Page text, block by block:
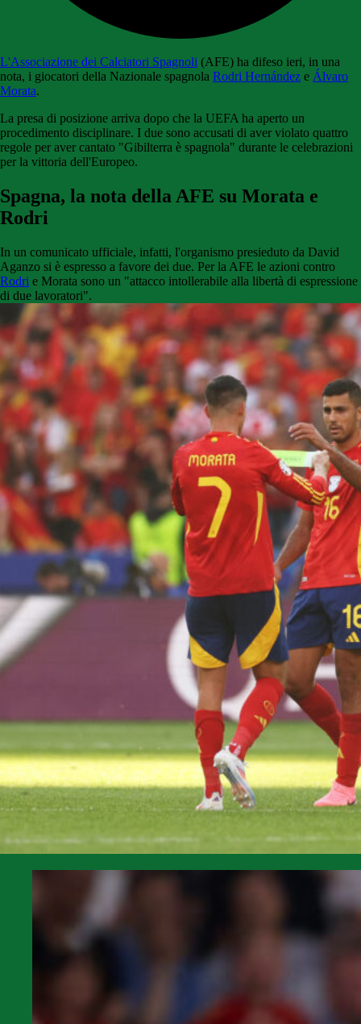
L'Associazione dei Calciatori Spagnoli (AFE) ha difeso ieri, in una
nota, i giocatori della Nazionale spagnola Rodri Hernández e Álvaro
Morata.
La presa di posizione arriva dopo che la UEFA ha aperto un
procedimento disciplinare. I due sono accusati di aver violato quattro
regole per aver cantato "Gibilterra è spagnola" durante le celebrazioni
per la vittoria dell'Europeo.
Spagna, la nota della AFE su Morata e
Rodri
In un comunicato ufficiale, infatti, l'organismo presieduto da David
Aganzo si è espresso a favore dei due. Per la AFE le azioni contro
Rodri e Morata sono un "attacco intollerabile alla libertà di espressione
di due lavoratori".